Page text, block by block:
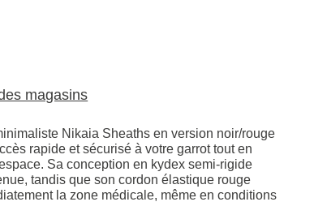
magasins
Nikaia Sheaths en version noir/rouge
rapide et sécurisé à votre garrot tout en
Sa conception en kydex semi-rigide
tandis que son cordon élastique rouge
la zone médicale, même en conditions